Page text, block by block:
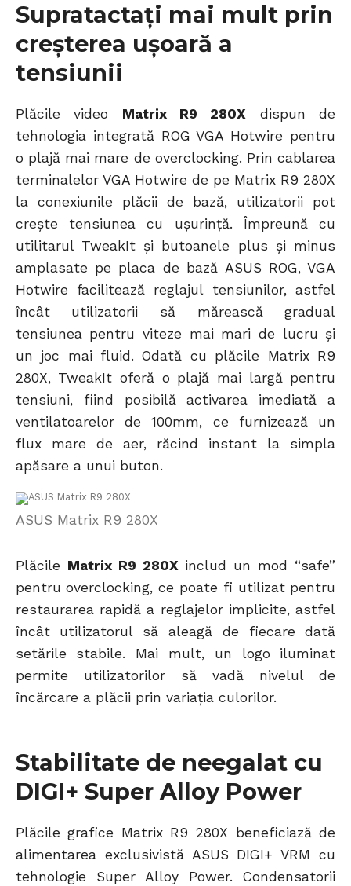
Supratactați mai mult prin
creșterea ușoară a
tensiunii
Plăcile video Matrix R9 280X dispun de
tehnologia integrată ROG VGA Hotwire pentru
o plajă mai mare de overclocking. Prin cablarea
terminalelor VGA Hotwire de pe Matrix R9 280X
la conexiunile plăcii de bază, utilizatorii pot
crește tensiunea cu ușurință. Împreună cu
utilitarul TweakIt și butoanele plus și minus
amplasate pe placa de bază ASUS ROG, VGA
Hotwire facilitează reglajul tensiunilor, astfel
încât utilizatorii să mărească gradual
tensiunea pentru viteze mai mari de lucru și
un joc mai fluid. Odată cu plăcile Matrix R9
280X, TweakIt oferă o plajă mai largă pentru
tensiuni, fiind posibilă activarea imediată a
ventilatoarelor de 100mm, ce furnizează un
flux mare de aer, răcind instant la simpla
apăsare a unui buton.
ASUS Matrix R9 280X
Plăcile Matrix R9 280X includ un mod “safe”
pentru overclocking, ce poate fi utilizat pentru
restaurarea rapidă a reglajelor implicite, astfel
încât utilizatorul să aleagă de fiecare dată
setările stabile. Mai mult, un logo iluminat
permite utilizatorilor să vadă nivelul de
încărcare a plăcii prin variația culorilor.
Stabilitate de neegalat cu
DIGI+ Super Alloy Power
Plăcile grafice Matrix R9 280X beneficiază de
alimentarea exclusivistă ASUS DIGI+ VRM cu
tehnologie Super Alloy Power. Condensatorii